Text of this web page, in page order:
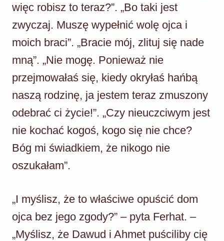
więc robisz to teraz?”. „Bo taki jest
zwyczaj. Muszę wypełnić wolę ojca i
moich braci”. „Bracie mój, zlituj się nade
mną”. „Nie mogę. Ponieważ nie
przejmowałaś się, kiedy okryłaś hańbą
naszą rodzinę, ja jestem teraz zmuszony
odebrać ci życie!”. „Czy nieuczciwym jest
nie kochać kogoś, kogo się nie chce?
Bóg mi świadkiem, że nikogo nie
oszukałam”.
„I myślisz, że to właściwe opuścić dom
ojca bez jego zgody?” – pyta Ferhat. –
„Myślisz, że Dawud i Ahmet puściliby cię